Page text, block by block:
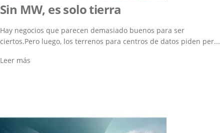
Sin MW, es solo tierra
Hay negocios que parecen demasiado buenos para ser
ciertos.Pero luego, los terrenos para centros de datos piden per...
Leer más